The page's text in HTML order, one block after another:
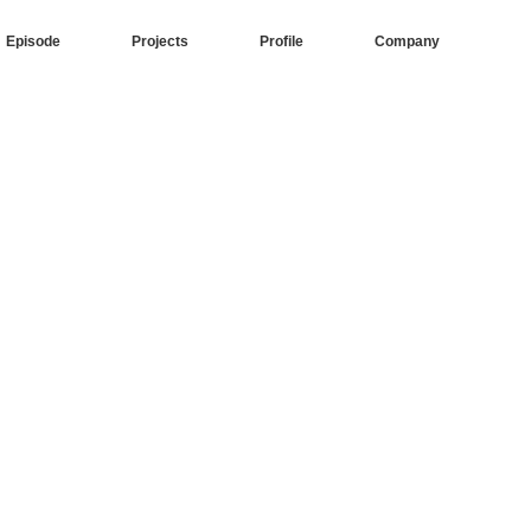
Episode Projects Profile Company